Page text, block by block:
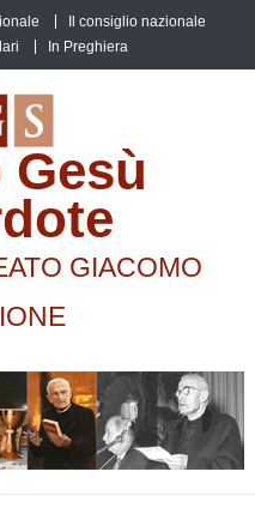
Il consiglio nazionale
In Preghiera
GIACOMO